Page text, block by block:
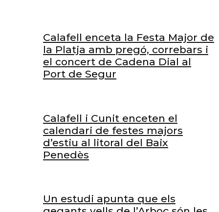
Calafell enceta la Festa Major de
la Platja amb pregó, correbars i
el concert de Cadena Dial al
Port de Segur
Calafell i Cunit enceten el
calendari de festes majors
d’estiu al litoral del Baix
Penedès
Un estudi apunta que els